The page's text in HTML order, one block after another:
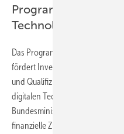
Programm „Digital
Technologien und
Das Programm
fördert Investitionen in digitale
und Qualifizierungsmaßnahmen
digitalen Technologien.
Bundesministerium für
finanzielle Zuschüsse, um